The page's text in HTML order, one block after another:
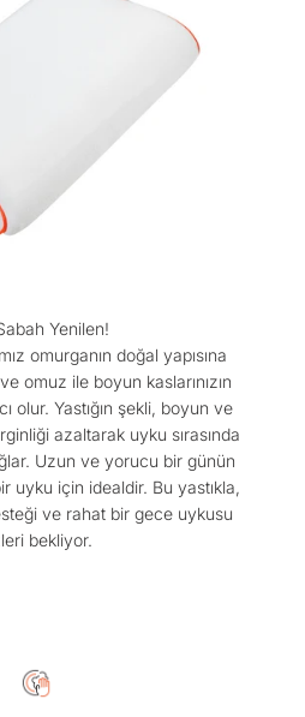
Yenilen!
omurganın doğal yapısına
omuz ile boyun kaslarınızın
olur. Yastığın şekli, boyun ve
azaltarak uyku sırasında
Uzun ve yorucu bir günün
uyku için idealdir. Bu yastıkla,
ve rahat bir gece uykusu
bekliyor.